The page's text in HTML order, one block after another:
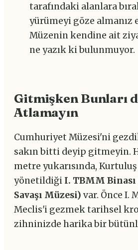
tarafındaki alanlara
yürümeyi göze almanız
Müzenin kendine ait
ne yazık ki bulunmuyor.
Gitmişken Bunları
Atlamayın
Cumhuriyet Müzesi'ni
sakın bitti deyip gitmeyin.
metre yukarısında, Kurtuluş
yönetildiği I. TBMM
Savaşı Müzesi) var. Önce I.
Meclis'i gezmek tarihsel
zihninizde harika bir